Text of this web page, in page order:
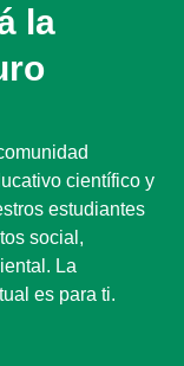
la
científico y
estudiantes
social,
La
es para ti.